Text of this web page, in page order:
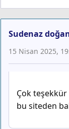
Sudenaz
15 Nisan 2025,
Çok
bu siteden